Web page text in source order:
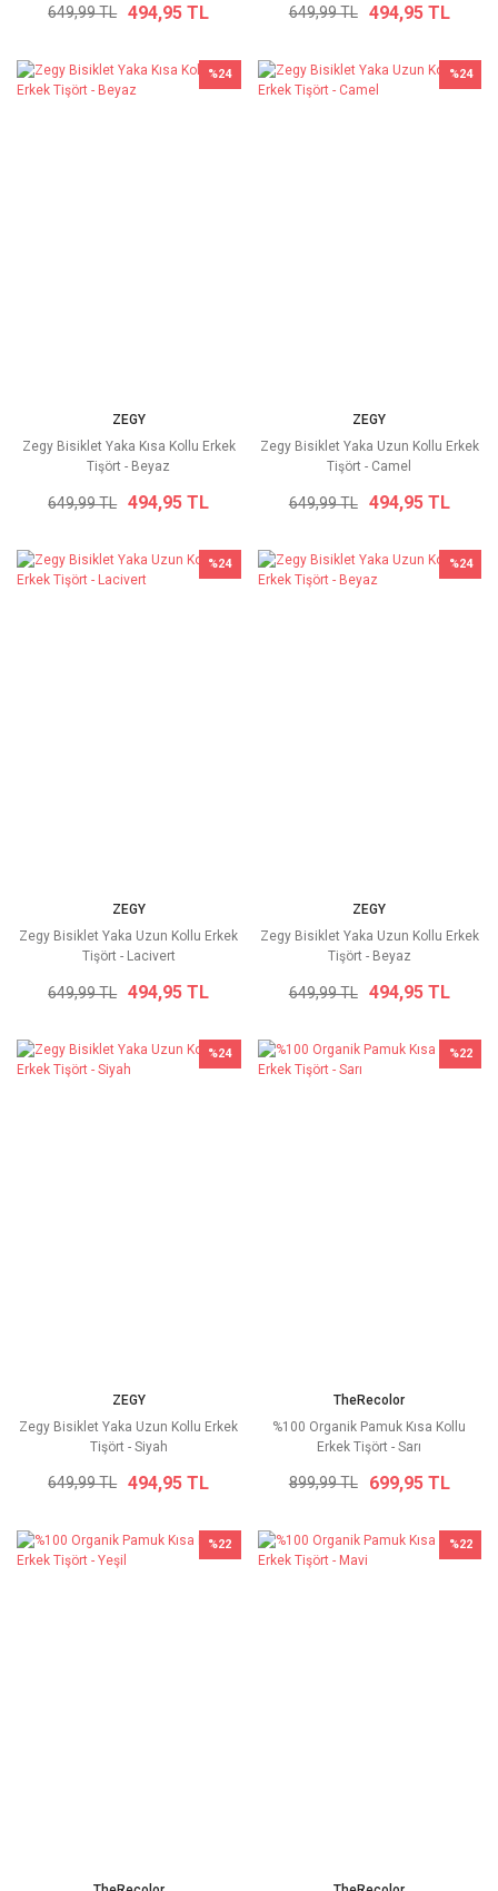
649,99 TL 494,95 TL 649,99 TL 494,95 TL
%24
ZEGY
Zegy Bisiklet Yaka Kısa Kollu Erkek
Tişört - Beyaz
649,99 TL 494,95 TL
%24
ZEGY
Zegy Bisiklet Yaka Uzun Kollu Erkek
Tişört - Camel
649,99 TL 494,95 TL
%24
ZEGY
Zegy Bisiklet Yaka Uzun Kollu Erkek
Tişört - Lacivert
649,99 TL 494,95 TL
%24
ZEGY
Zegy Bisiklet Yaka Uzun Kollu Erkek
Tişört - Beyaz
649,99 TL 494,95 TL
%24
ZEGY
Zegy Bisiklet Yaka Uzun Kollu Erkek
Tişört - Siyah
649,99 TL 494,95 TL
%22
TheRecolor
%100 Organik Pamuk Kısa Kollu
Erkek Tişört - Sarı
899,99 TL 699,95 TL
%22 %22